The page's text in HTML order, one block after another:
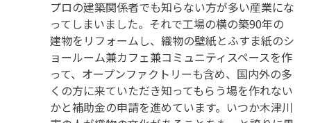
プロの建築関係者でも知らない方が多い産業にな
ってしまいました。それで工場の横の築90年の
建物をリフォームし、織物の壁紙とふすま紙のシ
ョールーム兼カフェ兼コミュニティスペースを作
って、オープンファクトリーも含め、国内外の多
くの方に来ていただき知ってもらう場を作れない
かと補助金の申請を進めています。いつか木津川